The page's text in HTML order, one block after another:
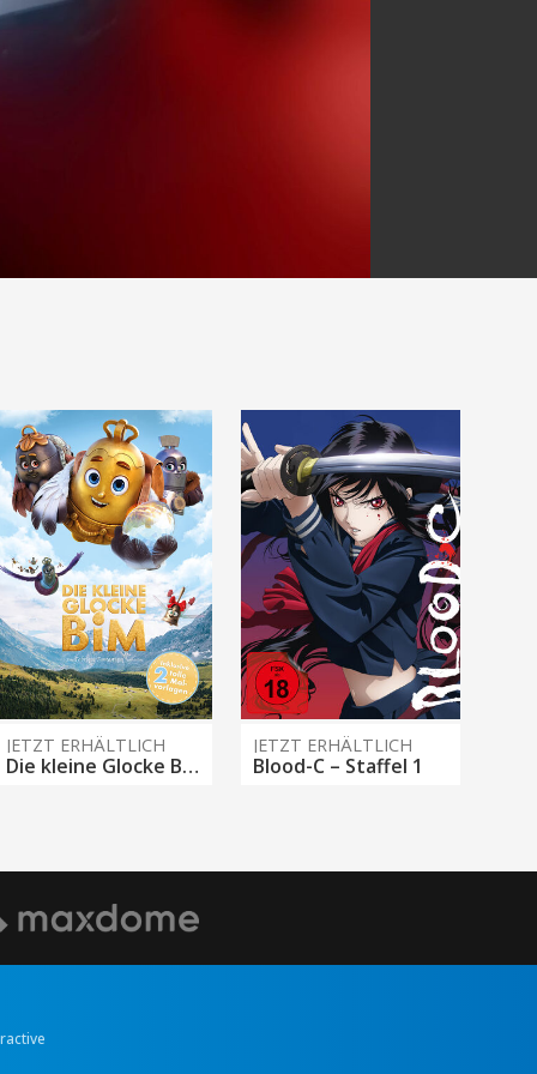
JETZT ERHÄLTLICH
Die kleine Glocke Bim
JETZT ERHÄLTLICH
Blood-C – Staffel 1